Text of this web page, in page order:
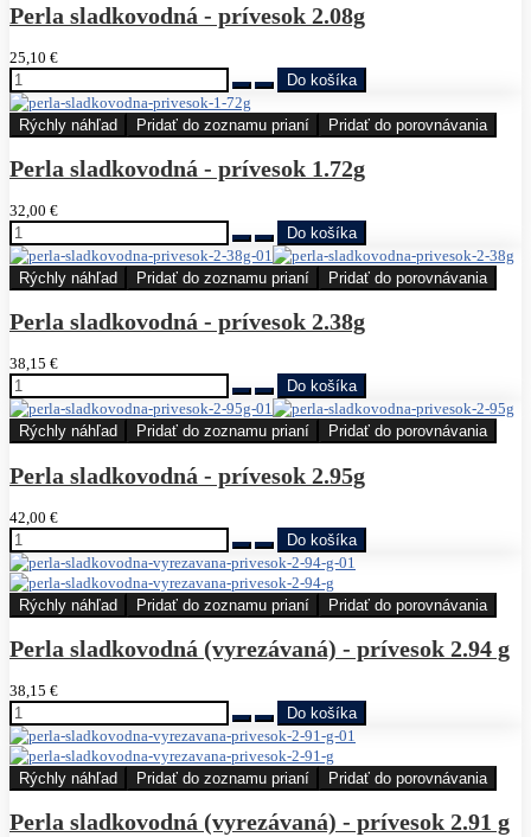
Perla sladkovodná - prívesok 2.08g
25,10 €
Rýchly náhľad Pridať do zoznamu prianí Pridať do porovnávania
Perla sladkovodná - prívesok 1.72g
32,00 €
Rýchly náhľad Pridať do zoznamu prianí Pridať do porovnávania
Perla sladkovodná - prívesok 2.38g
38,15 €
Rýchly náhľad Pridať do zoznamu prianí Pridať do porovnávania
Perla sladkovodná - prívesok 2.95g
42,00 €
Rýchly náhľad Pridať do zoznamu prianí Pridať do porovnávania
Perla sladkovodná (vyrezávaná) - prívesok 2.94 g
38,15 €
Rýchly náhľad Pridať do zoznamu prianí Pridať do porovnávania
Perla sladkovodná (vyrezávaná) - prívesok 2.91 g